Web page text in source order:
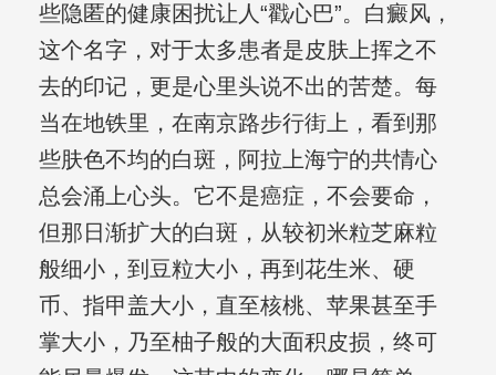
些隐匿的健康困扰让人“戳心巴”。白癜风，
这个名字，对于太多患者是皮肤上挥之不
去的印记，更是心里头说不出的苦楚。每
当在地铁里，在南京路步行街上，看到那
些肤色不均的白斑，阿拉上海宁的共情心
总会涌上心头。它不是癌症，不会要命，
但那日渐扩大的白斑，从较初米粒芝麻粒
般细小，到豆粒大小，再到花生米、硬
币、指甲盖大小，直至核桃、苹果甚至手
掌大小，乃至柚子般的大面积皮损，终可